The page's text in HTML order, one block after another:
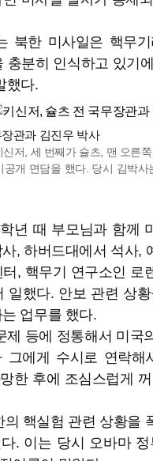
북한 미사일은 핵무
충분히 인식하고 있기
했다.
관과 김진우 박사
저, 세 번째가 슐츠, 맨 오른
공개 면담을 했다. 당시 김박
년 때 부모님과 함께
, 하버드대에서 석사,
, 핵무기 연구소인 로
일했다. 안보 관련 상
업무를 했다.
제 등에 정통해서 미국
그에게 수시로 연락
한 후에 조심스럽게
의 핵실험 관련 상황을
. 이는 당시 오바마